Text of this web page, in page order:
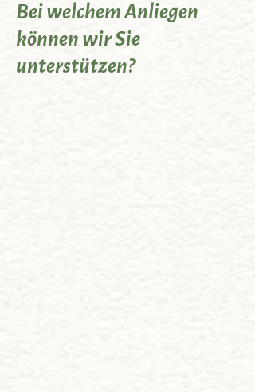
Bei welchem Anliegen
können wir Sie
unterstützen?